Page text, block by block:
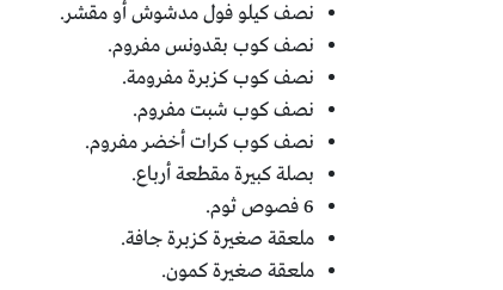
نصف كيلو فول مدشوش أو مقشر.
نصف كوب بقدونس مفروم.
نصف كوب كزبرة مفرومة.
نصف كوب شبت مفروم.
نصف كوب كرات أخضر مفروم.
بصلة كبيرة مقطعة أرباع.
6 فصوص ثوم.
ملعقة صغيرة كزبرة جافة.
ملعقة صغيرة كمون.